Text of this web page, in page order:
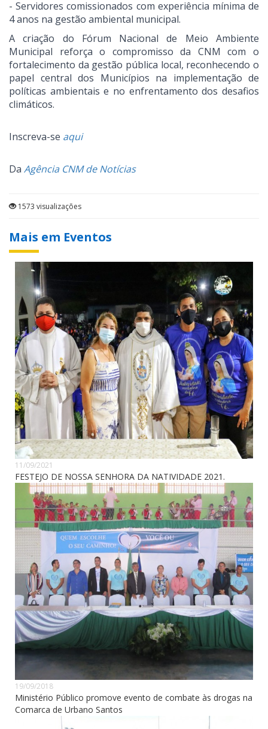
- Servidores comissionados com experiência mínima de
4 anos na gestão ambiental municipal.
A criação do Fórum Nacional de Meio Ambiente
Municipal reforça o compromisso da CNM com o
fortalecimento da gestão pública local, reconhecendo o
papel central dos Municípios na implementação de
políticas ambientais e no enfrentamento dos desafios
climáticos.
Inscreva-se aqui
Da Agência CNM de Notícias
1573 visualizações
Mais em Eventos
11/09/2021
FESTEJO DE NOSSA SENHORA DA NATIVIDADE 2021.
19/09/2018
Ministério Público promove evento de combate às drogas na
Comarca de Urbano Santos